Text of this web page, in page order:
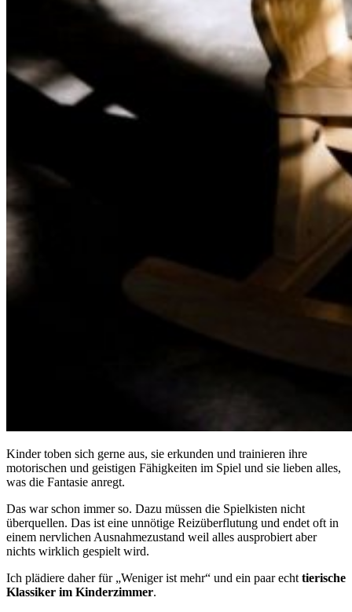
Kinder toben sich gerne aus, sie erkunden und trainieren ihre
motorischen und geistigen Fähigkeiten im Spiel und sie lieben alles,
was die Fantasie anregt.
Das war schon immer so. Dazu müssen die Spielkisten nicht
überquellen. Das ist eine unnötige Reizüberflutung und endet oft in
einem nervlichen Ausnahmezustand weil alles ausprobiert aber
nichts wirklich gespielt wird.
Ich plädiere daher für „Weniger ist mehr“ und ein paar echt tierische
Klassiker im Kinderzimmer.